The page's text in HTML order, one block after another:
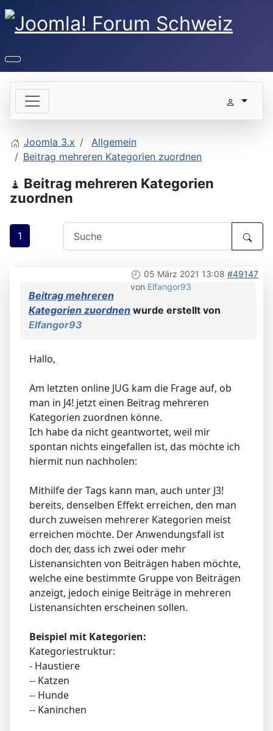
Joomla 3.x
Allgemein
Beitrag mehreren Kategorien zuordnen
Beitrag mehreren Kategorien
zuordnen
1
05 März 2021 13:08 #49147
von Elfangor93
Beitrag mehreren
Kategorien zuordnen wurde erstellt von
Elfangor93
Hallo,
Am letzten online JUG kam die Frage auf, ob
man in J4! jetzt einen Beitrag mehreren
Kategorien zuordnen könne.
Ich habe da nicht geantwortet, weil mir
spontan nichts eingefallen ist, das möchte ich
hiermit nun nachholen:
Mithilfe der Tags kann man, auch unter J3!
bereits, denselben Effekt erreichen, den man
durch zuweisen mehrerer Kategorien meist
erreichen möchte. Der Anwendungsfall ist
doch der, dass ich zwei oder mehr
Listenansichten von Beiträgen haben möchte,
welche eine bestimmte Gruppe von Beiträgen
anzeigt, jedoch einige Beiträge in mehreren
Listenansichten erscheinen sollen.
Beispiel mit Kategorien:
Kategoriestruktur:
- Haustiere
-- Katzen
-- Hunde
-- Kaninchen